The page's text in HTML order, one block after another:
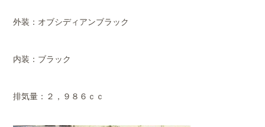
外装：オブシディアンブラック
内装：ブラック
排気量：２，９８６ｃｃ